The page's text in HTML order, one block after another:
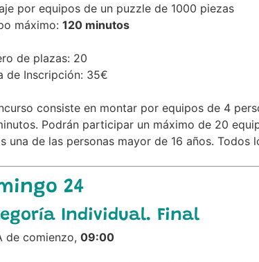
por equipos de un puzzle de 1000 piezas
máximo: 120 minutos
de plazas: 20
de Inscripción: 35€
consiste en montar por equipos de 4
Podrán participar un máximo de 20
una de las personas mayor de 16 años.
24
Individual. Final
de comienzo, 09:00